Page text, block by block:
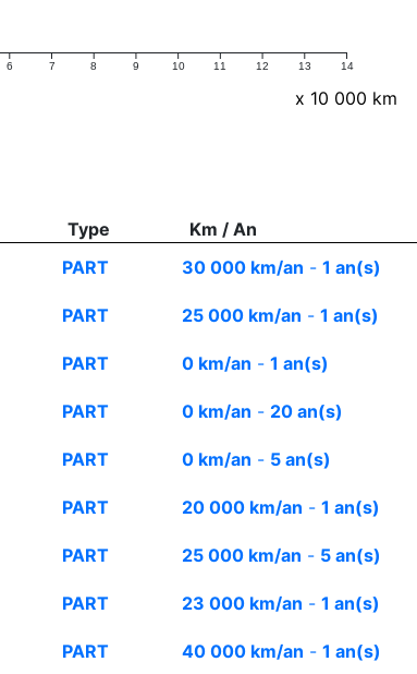
6 7 8 9 10 11 12 13 14
x 10 000 km
Type
Km / An
PART 30 000 km/an -1 an(s)
PART 25 000 km/an -1 an(s)
PART 0 km/an -1 an(s)
PART 0 km/an - 20 an(s)
PART 0 km/an - 5 an(s)
PART 20 000 km/an -1 an(s)
PART 25 000 km/an - 5 an(s)
PART 23 000 km/an -1 an(s)
PART 40 000 km/an -1 an(s)